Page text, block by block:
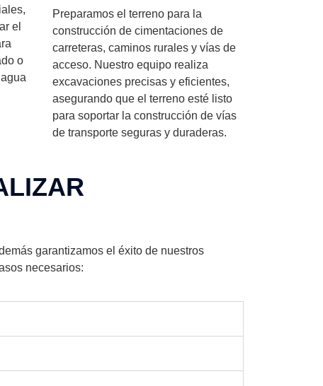
el
o
Preparamos el terreno para la
construcción de cimentaciones de
carreteras, caminos rurales y vías de
acceso. Nuestro equipo realiza
excavaciones precisas y eficientes,
asegurando que el terreno esté listo
para soportar la construcción de vías
de transporte seguras y duraderas.
garantizamos el éxito de nuestros
necesarios: